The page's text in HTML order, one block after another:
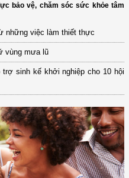
bảo vệ, chăm sóc sức khỏe tâm
những việc làm thiết thực
vùng mưa lũ
sinh kế khởi nghiệp cho 10 hội